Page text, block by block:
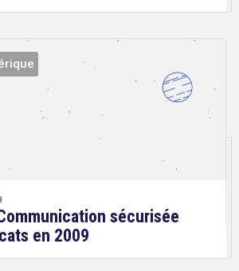
sécurisée
en 2009